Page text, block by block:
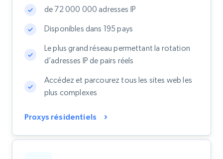
de 72 000 000 adresses IP
Disponibles dans 195 pays
Le plus grand réseau permettant la rotation
d’adresses IP de pairs réels
Accédez et parcourez tous les sites web les
plus complexes
Proxys résidentiels